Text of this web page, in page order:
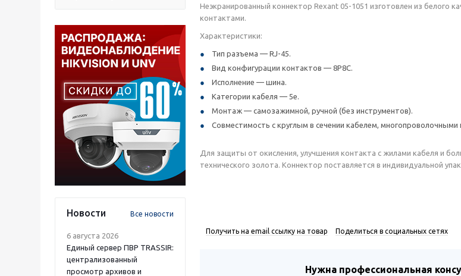
Новости Все новости
6 августа 2026
Единый сервер ПВР TRASSIR:
централизованный
просмотр архивов и
Неэкранированный коннектор Rexant 05-1051 изготовлен из белого
контактами.
Характеристики:
Тип разъема — RJ-45.
Вид конфигурации контактов — 8P8C.
Исполнение — шина.
Категории кабеля — 5e.
Монтаж — самозажимной, ручной (без инструментов).
Совместимость с круглым в сечении кабелем, многопроволочными
Для защиты от окисления, улучшения контакта с жилами кабеля и
технического золота. Коннектор поставляется в индивидуальной
Получить на email ссылку на товар Поделиться в социальных сетях
Нужна профессиональная